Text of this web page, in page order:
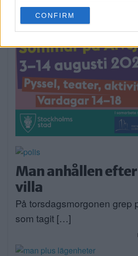
use your data for below specified
consent section.
CONFIRM
Man anhållen
villa
På torsdagsmorgonen grep
som tagit […]